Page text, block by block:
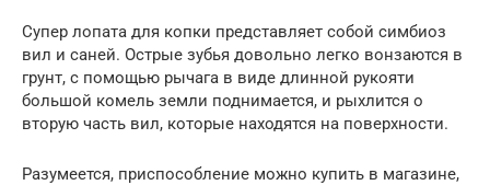
Супер лопата для копки представляет собой симбиоз
вил и саней. Острые зубья довольно легко вонзаются в
грунт, с помощью рычага в виде длинной рукояти
большой комель земли поднимается, и рыхлится о
вторую часть вил, которые находятся на поверхности.
Разумеется, приспособление можно купить в магазине,